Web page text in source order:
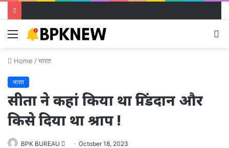
Menu
Home /भारत
भारत
सीता ने कहां किया था पिंडदान और
किसे दिया था श्राप !
BPK BUREAU
SendOctober 18, 2023